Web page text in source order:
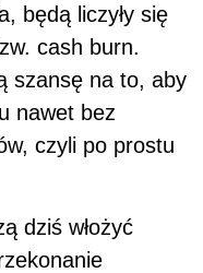
będą liczyły się
cash burn.
szansę na to, aby
nawet bez
czyli po prostu
dziś włożyć